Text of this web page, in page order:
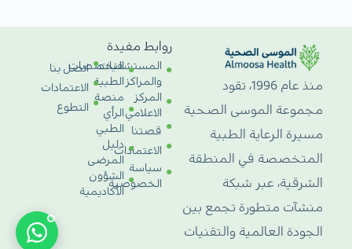
منذ عام 1996، تقود
مجموعة الموسى الصحية
مسيرة الرعاية الطبية
المتخصصة في المنطقة
الشرقية، عبر شبكة
منشآت متطورة تجمع بين
الجودة العالمية والتقنيات
روابط مفيدة
المستشفيات
والمراكز
المركز
الاعلامي
قصتنا
الاعتمادات
سياسة
الخصوصية
التخصصات
الطبية
منصة
الرأي
الطبي
دليل
المرضى
الشؤون
الأكاديمية
اتصل بنا
الاعتمادات
التطوع